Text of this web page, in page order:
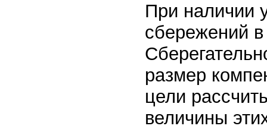
При наличии
сбережений
размер
цели
величины